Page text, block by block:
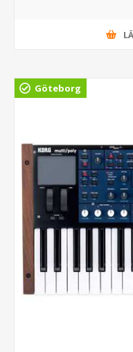
Göteborg